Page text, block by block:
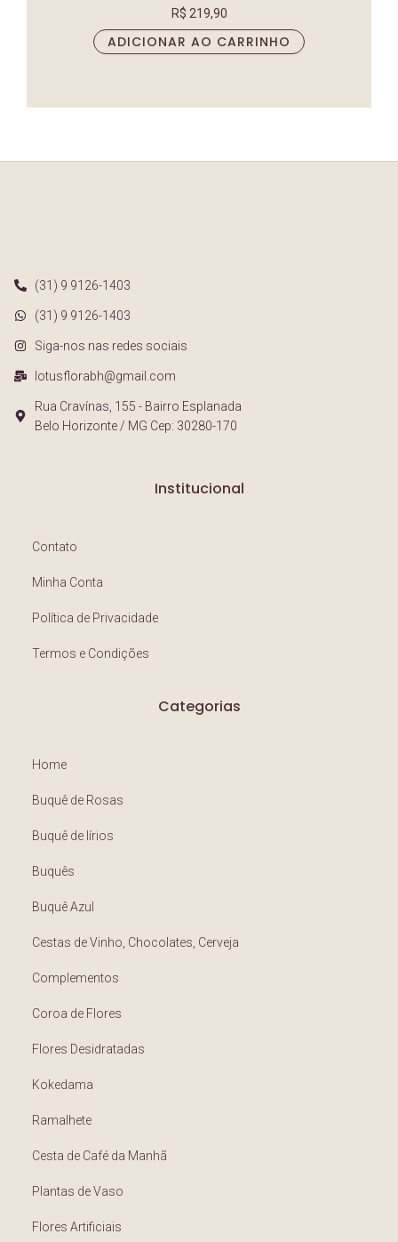
R$ 219,90
ADICIONAR AO CARRINHO
(31) 9 9126-1403
(31) 9 9126-1403
Siga-nos nas redes sociais
lotusflorabh@gmail.com
Rua Cravínas, 155 - Bairro Esplanada
Belo Horizonte / MG Cep: 30280-170
Institucional
Contato
Minha Conta
Política de Privacidade
Termos e Condições
Categorias
Home
Buquê de Rosas
Buquê de lírios
Buquês
Buquê Azul
Cestas de Vinho, Chocolates, Cerveja
Complementos
Coroa de Flores
Flores Desidratadas
Kokedama
Ramalhete
Cesta de Café da Manhã
Plantas de Vaso
Flores Artificiais